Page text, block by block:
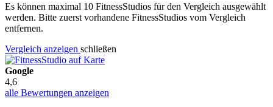
Es können maximal 10 FitnessStudios für den Vergleich ausgewählt
werden. Bitte zuerst vorhandene FitnessStudios vom Vergleich
entfernen.
Vergleich anzeigen schließen
Google
4,6
alle Bewertungen anzeigen